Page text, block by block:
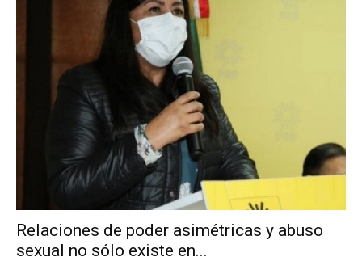
Relaciones de poder asimétricas y abuso
sexual no sólo existe en...